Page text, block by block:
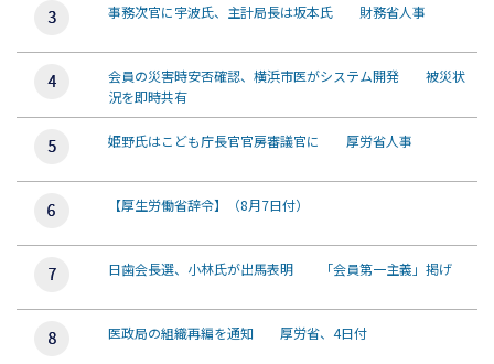
事務次官に宇波氏、主計局長は坂本氏 財務省人事
会員の災害時安否確認、横浜市医がシステム開発 被災状
況を即時共有
姫野氏はこども庁長官官房審議官に 厚労省人事
【厚生労働省辞令】（8月7日付）
日歯会長選、小林氏が出馬表明 「会員第一主義」掲げ
医政局の組織再編を通知 厚労省、4日付